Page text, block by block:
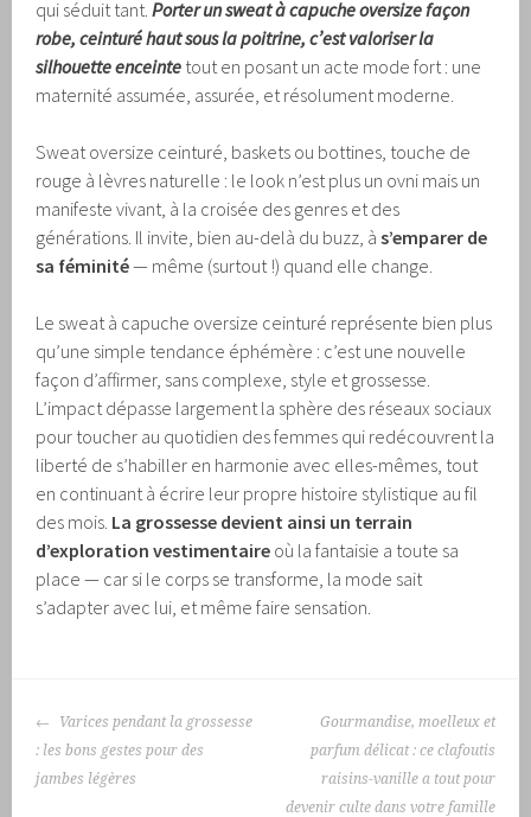
qui séduit tant.Porter un sweat à capuche oversize façon
robe, ceinturé haut sous la poitrine, c’est valoriser la
silhouette enceinte tout en posant un acte mode fort : une
maternité assumée, assurée, et résolument moderne.
Sweat oversize ceinturé, baskets ou bottines, touche de
rouge à lèvres naturelle : le look n’est plus un ovni mais un
manifeste vivant, à la croisée des genres et des
générations. Il invite, bien au-delà du buzz, às’emparer de
sa féminité— même (surtout !) quand elle change.
Le sweat à capuche oversize ceinturé représente bien plus
qu’une simple tendance éphémère : c’est une nouvelle
façon d’affirmer, sans complexe, style et grossesse.
L’impact dépasse largement la sphère des réseaux sociaux
pour toucher au quotidien des femmes qui redécouvrent la
liberté de s’habiller en harmonie avec elles-mêmes, tout
en continuant à écrire leur propre histoire stylistique au fil
des mois. La grossesse devient ainsi un terrain
d’exploration vestimentaire où la fantaisie a toute sa
place — car si le corps se transforme, la mode sait
s’adapter avec lui, et même faire sensation.
NAVIGATION
DES
ARTICLES
Varices pendant la grossesse
: les bons gestes pour des
jambes légères
Gourmandise, moelleux et
parfum délicat : ce clafoutis
raisins-vanille a tout pour
devenir culte dans votre famille